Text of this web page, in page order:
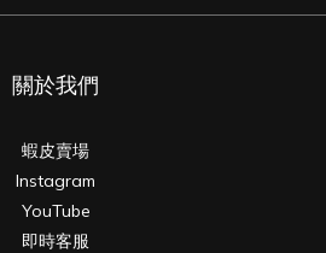
關於我們
蝦皮賣場
Instagram
YouTube
即時客服